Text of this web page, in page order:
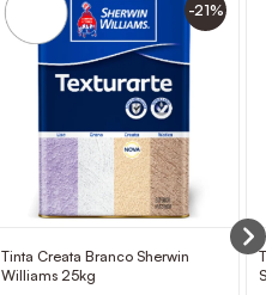
-21%
Tinta Creata Branco Sherwin
Williams 25kg